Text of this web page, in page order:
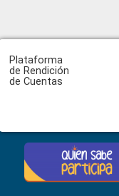
Plataforma
de Rendición
de Cuentas